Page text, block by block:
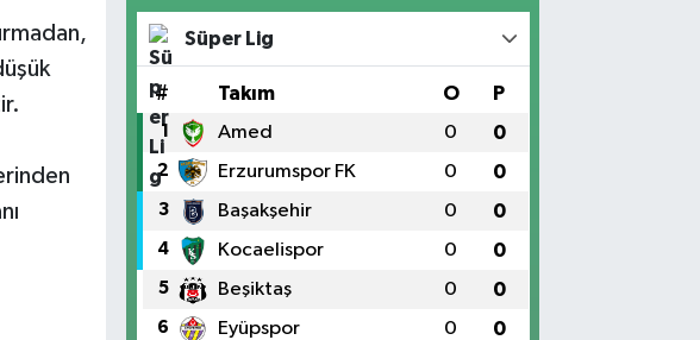
Süper Lig
# Takım O P
1 Amed 0 0
2 Erzurumspor FK 0 0
3 Başakşehir 0 0
4 Kocaelispor 0 0
5 Beşiktaş 0 0
6 Eyüpspor 0 0